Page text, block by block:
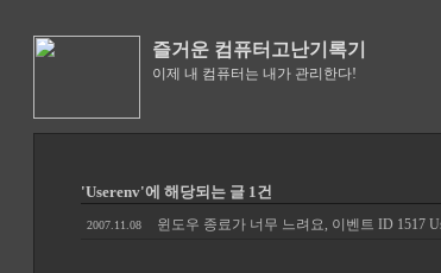
즐거운 컴퓨터고난기록기
이제 내 컴퓨터는 내가 관리한다!
'Userenv'에 해당되는 글 1건
2007.11.08 윈도우 종료가 너무 느려요, 이벤트 ID 1517